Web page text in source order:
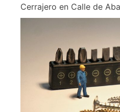
Cerrajero en Calle de